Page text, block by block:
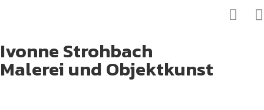
Ivonne Strohbach
Malerei und Objektkunst